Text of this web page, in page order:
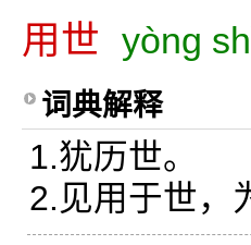
用世 yòng
词典解释
1.犹历世。
2.见用于世，